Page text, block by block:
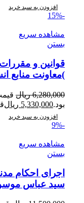
افزودن به سبد خرید
-15%
مشاهده سریع
بستن
)معاونت منابع
6,280,000 ریال
بود.5,330,000 ریال
افزودن به سبد خرید
-9%
مشاهده سریع
بستن
اجرای احکام
سید عباس